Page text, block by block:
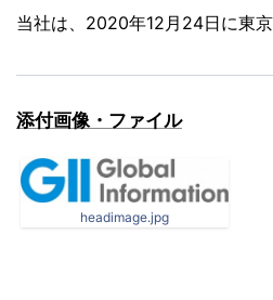
当社は、2020年12月24日に東
添付画像・ファイル
headimage.jpg